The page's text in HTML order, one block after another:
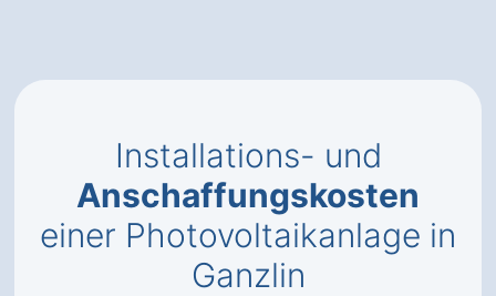
Installations- und
Anschaffungskosten
einer Photovoltaikanlage in
Ganzlin